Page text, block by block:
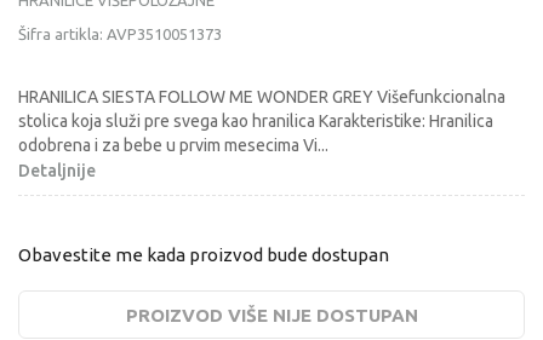
Šifra artikla: AVP3510051373
HRANILICA SIESTA FOLLOW ME WONDER GREY Višefunkcionalna
stolica koja služi pre svega kao hranilica Karakteristike: Hranilica
odobrena i za bebe u prvim mesecima Vi...
Detaljnije
Obavestite me kada proizvod bude dostupan
PROIZVOD VIŠE NIJE DOSTUPAN